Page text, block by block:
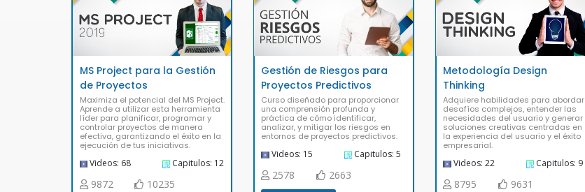
MS Project para la Gestión
de Proyectos
Maximiza el potencial del MS Project.
Aprende a utilizar esta herramienta
líder para planificar, programar y
controlar proyectos de manera
efectiva, garantizando el éxito en la
ejecución de tus iniciativas.
Videos: 68 Capitulos: 12
9872 10235
Gestión de Riesgos para
Proyectos Predictivos
Curso diseñado para proporcionar
una comprensión profunda y
práctica de cómo identificar,
analizar, y mitigar los riesgos en
entornos de proyectos predictivos.
Videos: 15 Capitulos: 5
2578 2663
Metodología Design
Thinking
Adquiere habilidades para abordar
desafíos complejos, entender las
necesidades del usuario y generar
soluciones creativas centradas en
la experiencia del usuario y el éxito
empresarial.
Videos: 22 Capitulos: 9
8795 9631